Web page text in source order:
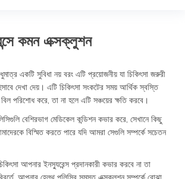
কমন এক্সক্লুশন
একটি সুবিধা নয় বরং এটি প্রয়োজনীয় যা চিকিৎসা জরুরী
দেখা দেয়। এটি চিকিৎসা সংকটের সময় আর্থিক স্বস্তি
পরিশোধ করে, তা না হলে এটি সঞ্চয়ের ক্ষতি করবে।
বেশিরভাগ মেডিকেল কন্ডিশন কভার করে, সেখানে কিছু
বিস্মিত করতে পারে যদি আমরা সেগুলি সম্পর্কে সচেতন
আপনার ইনস্যুরেন্স প্রদানকারী কভার করবে না তা